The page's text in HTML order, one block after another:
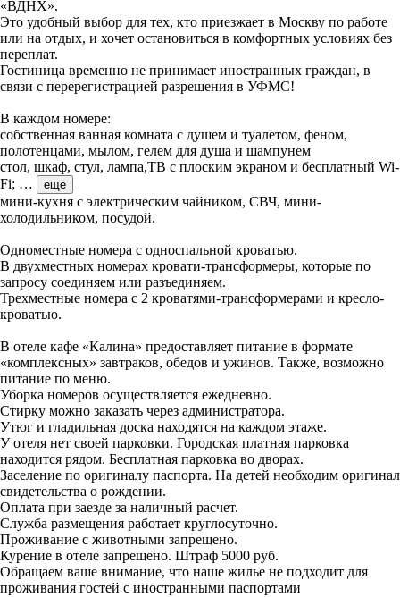
«ВДНХ».
Это удобный выбор для тех, кто приезжает в Москву по работе
или на отдых, и хочет остановиться в комфортных условиях без
переплат.
Гостиница временно не принимает иностранных граждан, в
связи с перерегистрацией разрешения в УФМС!
В каждом номере:
собственная ванная комната с душем и туалетом, феном,
полотенцами, мылом, гелем для душа и шампунем
стол, шкаф, стул, лампа,ТВ с плоским экраном и бесплатный Wi-
Fi; … ещё
мини-кухня с электрическим чайником, СВЧ, мини-
холодильником, посудой.
Одноместные номера с односпальной кроватью.
В двухместных номерах кровати-трансформеры, которые по
запросу соединяем или разъединяем.
Трехместные номера с 2 кроватями-трансформерами и кресло-
кроватью.
В отеле кафе «Калина» предоставляет питание в формате
«комплексных» завтраков, обедов и ужинов. Также, возможно
питание по меню.
Уборка номеров осуществляется ежедневно.
Стирку можно заказать через администратора.
Утюг и гладильная доска находятся на каждом этаже.
У отеля нет своей парковки. Городская платная парковка
находится рядом. Бесплатная парковка во дворах.
Заселение по оригиналу паспорта. На детей необходим оригинал
свидетельства о рождении.
Оплата при заезде за наличный расчет.
Служба размещения работает круглосуточно.
Проживание с животными запрещено.
Курение в отеле запрещено. Штраф 5000 руб.
Обращаем ваше внимание, что наше жилье не подходит для
проживания гостей с иностранными паспортами